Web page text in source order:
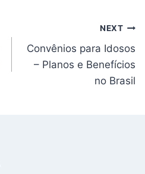
NEXT
Convênios para Idosos
– Planos e Benefícios
no Brasil